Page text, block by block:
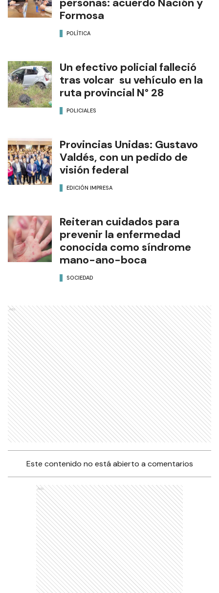
Formosa
POLÍTICA
Un efectivo policial falleció
tras volcar su vehículo en la
ruta provincial N° 28
POLICIALES
Provincias Unidas: Gustavo
Valdés, con un pedido de
visión federal
EDICIÓN IMPRESA
Reiteran cuidados para
prevenir la enfermedad
conocida como síndrome
mano-ano-boca
SOCIEDAD
Ads
Este contenido no está abierto a comentarios
Ads